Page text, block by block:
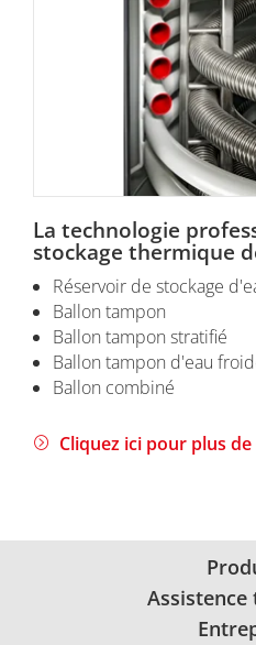
La technologie
stockage thermique
Réservoir de stockage
Ballon tampon
Ballon tampon stratifié
Ballon tampon d'eau
Ballon combiné
Cliquez ici pour plus
Assistence